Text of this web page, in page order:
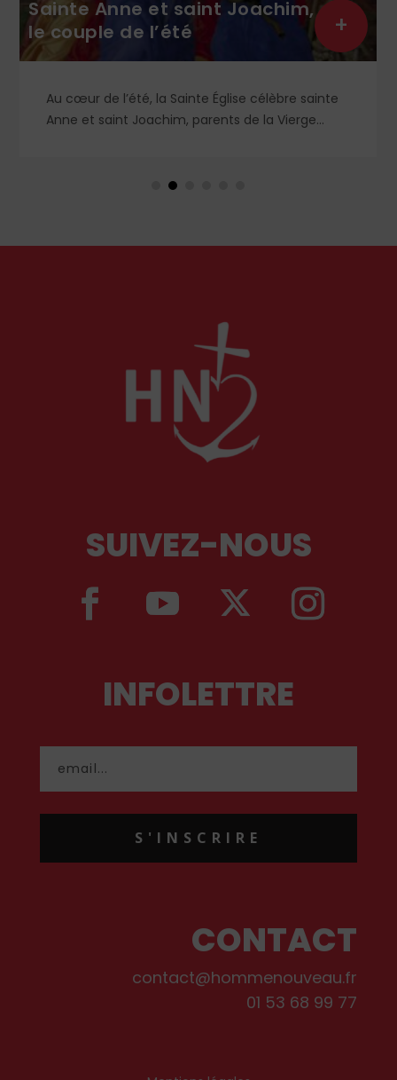
Sainte Anne et saint Joachim,
le couple de l’été
Au cœur de l’été, la Sainte Église célèbre sainte
Anne et saint Joachim, parents de la Vierge
en Orient qu’en Occident, célèbre par sa piété
+
SUIVEZ-NOUS
INFOLETTRE
S'INSCRIRE
CONTACT
contact@hommenouveau.fr
01 53 68 99 77